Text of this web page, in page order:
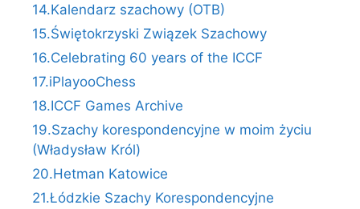
14.Kalendarz szachowy (OTB)
15.Świętokrzyski Związek Szachowy
16.Celebrating 60 years of the ICCF
17.iPlayooChess
18.ICCF Games Archive
19.Szachy korespondencyjne w moim życiu
(Władysław Król)
20.Hetman Katowice
21.Łódzkie Szachy Korespondencyjne